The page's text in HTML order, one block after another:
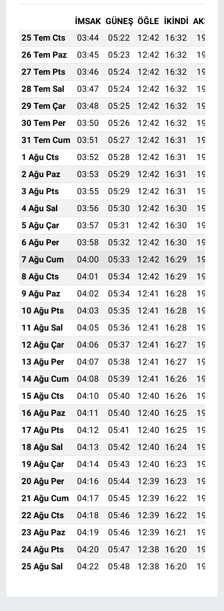
İMSAK GÜNEŞ ÖĞLE İKINDI AKŞAM
25 Tem Cts
03:44 05:22 12:42 16:32
19:53
26 Tem Paz
03:45 05:23 12:42 16:32
19:52
27 Tem Pts
03:46 05:24 12:42 16:32
19:51
28 Tem Sal
03:47 05:24 12:42 16:32
19:50
29 Tem Çar
03:48 05:25 12:42 16:32
19:49
30 Tem Per
03:50 05:26 12:42 16:32
19:49
31 Tem Cum
03:51 05:27 12:42 16:31
19:48
1 Ağu Cts
03:52 05:28 12:42 16:31
19:47
2 Ağu Paz
03:53 05:29 12:42 16:31
19:46
3 Ağu Pts
03:55 05:29 12:42 16:31
19:45
4 Ağu Sal
03:56 05:30 12:42 16:30
19:44
5 Ağu Çar
03:57 05:31 12:42 16:30
19:43
6 Ağu Per
03:58 05:32 12:42 16:30
19:42
7 Ağu Cum
04:00 05:33 12:42 16:29
19:41
8 Ağu Cts
04:01 05:34 12:42 16:29
19:40
9 Ağu Paz
04:02 05:34 12:41 16:28
19:38
10 Ağu Pts
04:03 05:35 12:41 16:28
19:37
11 Ağu Sal
04:05 05:36 12:41 16:28
19:36
12 Ağu Çar
04:06 05:37 12:41 16:27
19:35
13 Ağu Per
04:07 05:38 12:41 16:27
19:34
14 Ağu Cum
04:08 05:39 12:41 16:26
19:33
15 Ağu Cts
04:10 05:40 12:40 16:26
19:31
16 Ağu Paz
04:11 05:40 12:40 16:25
19:30
17 Ağu Pts
04:12 05:41 12:40 16:25
19:29
18 Ağu Sal
04:13 05:42 12:40 16:24
19:28
19 Ağu Çar
04:14 05:43 12:40 16:23
19:26
20 Ağu Per
04:16 05:44 12:39 16:23
19:25
21 Ağu Cum
04:17 05:45 12:39 16:22
19:24
22 Ağu Cts
04:18 05:46 12:39 16:22
19:22
23 Ağu Paz
04:19 05:46 12:39 16:21
19:21
24 Ağu Pts
04:20 05:47 12:38 16:20
19:20
25 Ağu Sal
04:22 05:48 12:38 16:20 19:18